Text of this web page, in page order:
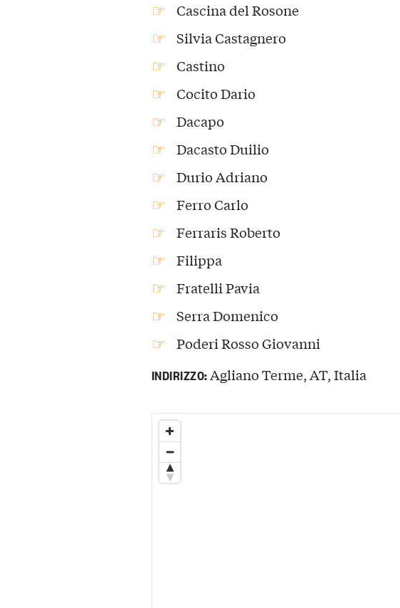
Cascina del Rosone
Silvia Castagnero
Castino
Cocito Dario
Dacapo
Dacasto Duilio
Durio Adriano
Ferro Carlo
Ferraris Roberto
Filippa
Fratelli Pavia
Serra Domenico
Poderi Rosso Giovanni
INDIRIZZO:Agliano Terme, AT, Italia